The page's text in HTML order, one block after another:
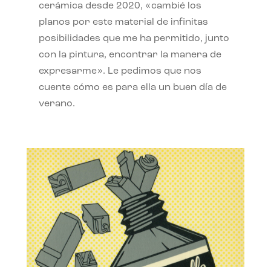
cerámica desde 2020, «cambié los
planos por este material de infinitas
posibilidades que me ha permitido, junto
con la pintura, encontrar la manera de
expresarme». Le pedimos que nos
cuente cómo es para ella un buen día de
verano.